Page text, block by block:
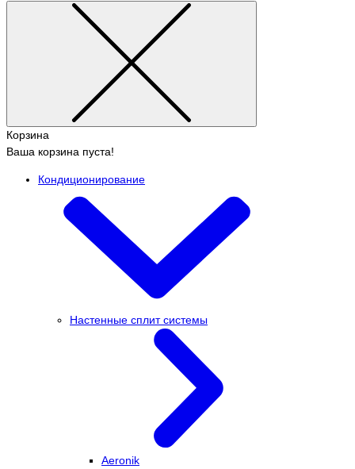
Корзина
Ваша корзина пуста!
Кондиционирование
Настенные сплит системы
Aeronik